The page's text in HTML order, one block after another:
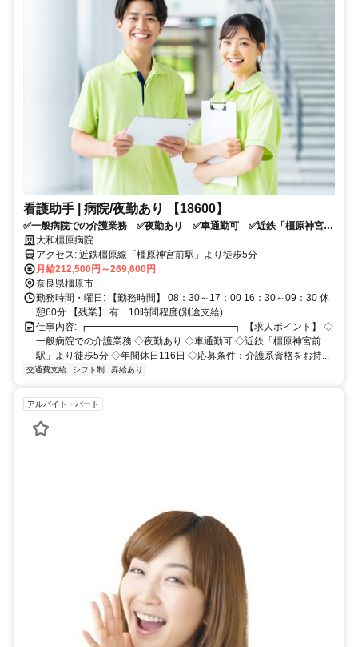
看護助手 | 病院/夜勤あり 【18600】
✅一般病院での介護業務 ✅夜勤あり ✅車通勤可 ✅近鉄「橿原神宮前
駅」より徒歩5分 ✅年間休日116日 ✅応募条件：介護系資格をお持ち
の方
大和橿原病院
アクセス: 近鉄橿原線「橿原神宮前駅」より徒歩5分
月給212,500円～269,600円
奈良県橿原市
勤務時間・曜日: 【勤務時間】 08：30～17：00 16：30～09：30 休
憩60分 【残業】 有 10時間程度(別途支給)
仕事内容: ┏━━━━━━━━━━━━━━━┓ 【求人ポイント】 ◇
一般病院での介護業務 ◇夜勤あり ◇車通勤可 ◇近鉄「橿原神宮前
駅」より徒歩5分 ◇年間休日116日 ◇応募条件：介護系資格をお持...
交通費支給 シフト制 昇給あり
アルバイト・パート